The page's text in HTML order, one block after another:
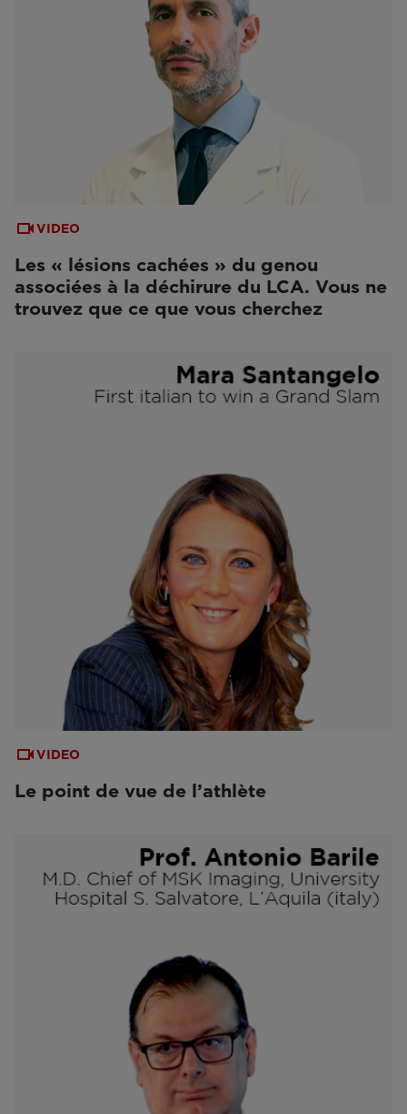
VIDEO
Les « lésions cachées » du genou
associées à la déchirure du LCA. Vous ne
trouvez que ce que vous cherchez
VIDEO
Le point de vue de l’athlète